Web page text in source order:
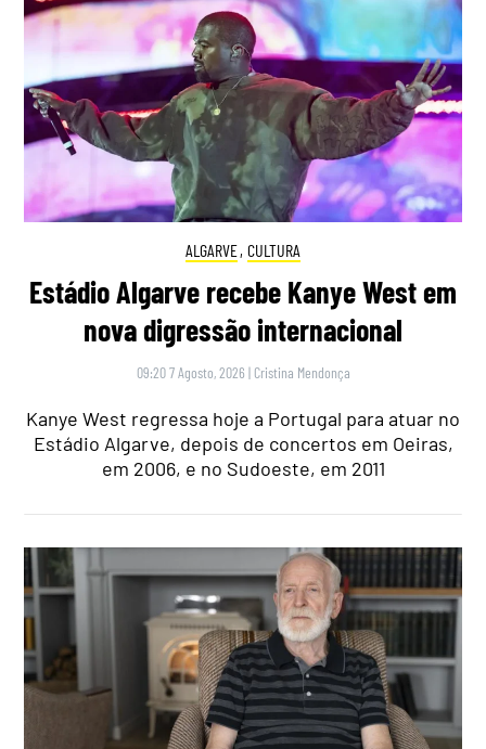
ALGARVE, CULTURA
Estádio Algarve recebe Kanye West em
nova digressão internacional
09:20 7 Agosto, 2026 | Cristina Mendonça
Kanye West regressa hoje a Portugal para atuar no
Estádio Algarve, depois de concertos em Oeiras,
em 2006, e no Sudoeste, em 2011